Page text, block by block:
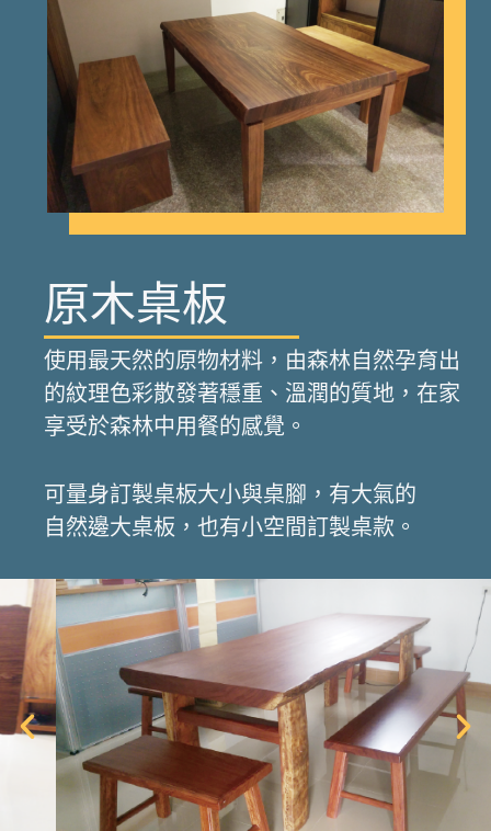
原木桌板
使用最天然的原物材料，由森林自然孕育出
的紋理色彩散發著穩重、溫潤的質地，在家
享受於森林中用餐的感覺。
可量身訂製桌板大小與桌腳，有大氣的
自然邊大桌板，也有小空間訂製桌款。